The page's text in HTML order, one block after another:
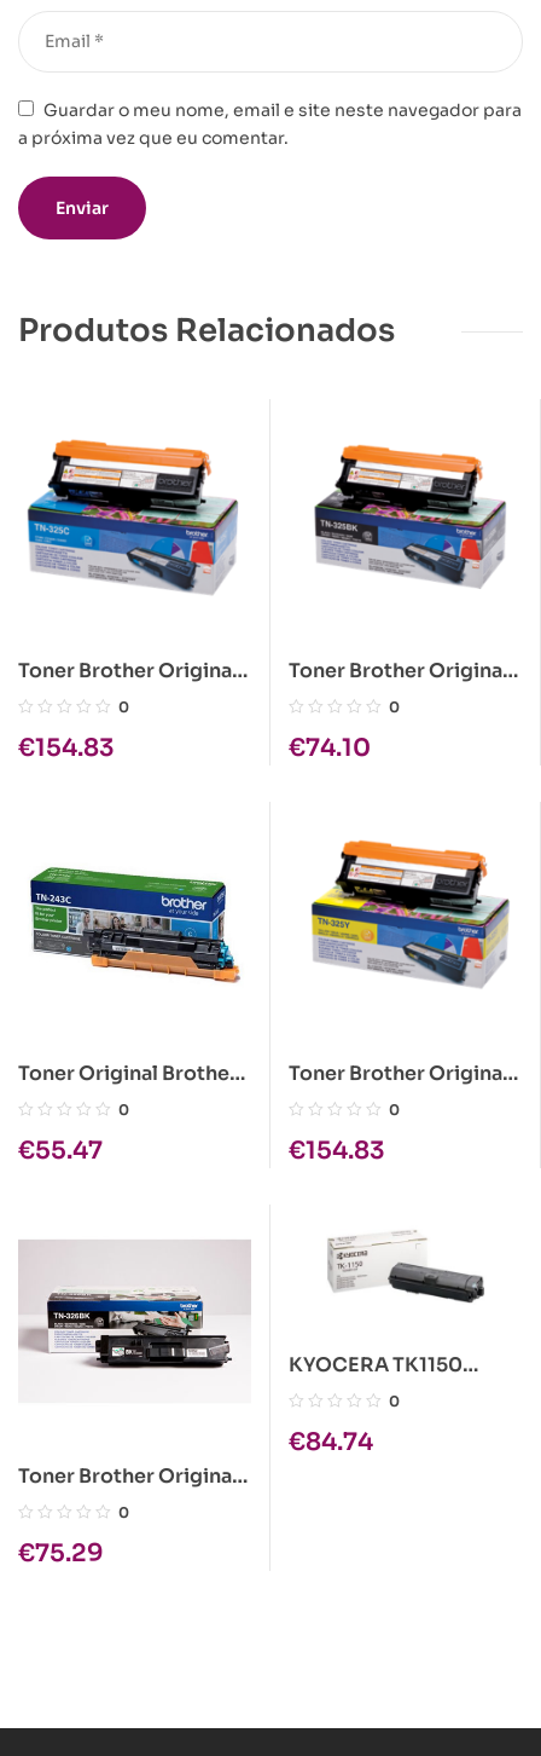
Guardar o meu nome, email e site neste navegador para
a próxima vez que eu comentar.
Produtos Relacionados
Toner Brother Original
TN-325C Azul
0
€154.83
Toner Brother Original
TN-325BK Preto
0
€74.10
Toner Original Brother
TN243 Azul
0
€55.47
Toner Brother Original
TN-325Y Amarelo
0
€154.83
Toner Brother Original
TN-326BK Preto
0
€75.29
KYOCERA TK1150
PRETO CARTUCHO DE
1T02RV0NL0
0
€84.74